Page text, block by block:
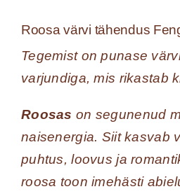
Roosa värvi tähendus
Tegemist on punase
varjundiga, mis rikastab
Roosas on segunenud
naisenergia. Siit kasvab
puhtus, loovus ja
roosa toon imehästi